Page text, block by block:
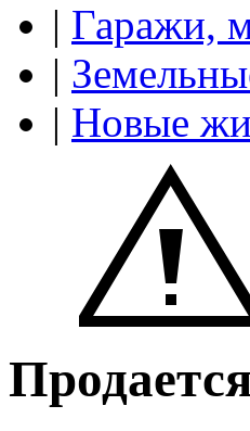
| Гаражи,
|
| Новые